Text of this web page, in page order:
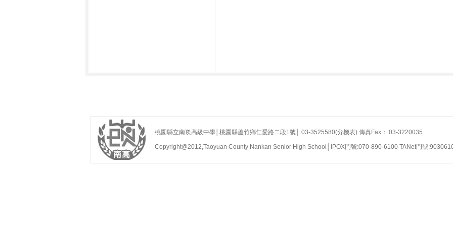
桃園縣立南崁高級中學│桃園縣蘆竹鄉仁愛路二段1號│ 03-3525580(分機表) 傳真Fax： 03-3220035
Copyright@2012,Taoyuan County Nankan Senior High School│IPOX門號:070-890-6100 TANet門號